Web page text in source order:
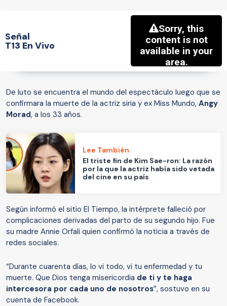
Señal
T13 En Vivo
De luto se encuentra el mundo del espectáculo luego que se
confirmara la muerte de la actriz siria y ex Miss Mundo, Angy
Morad, a los 33 años.
Lee También
El triste fin de Kim Sae-ron: La razón
por la que la actriz había sido vetada
del cine en su país
Según informó el sitio El Tiempo, la intérprete falleció por
complicaciones derivadas del parto de su segundo hijo. Fue
su madre Annie Orfali quien confirmó la noticia a través de
redes sociales.
“Durante cuarenta días, lo vi todo, vi tu enfermedad y tu
muerte. Que Dios tenga misericordia de ti y te haga
intercesora por cada uno de nosotros”, sostuvo en su
cuenta de Facebook.